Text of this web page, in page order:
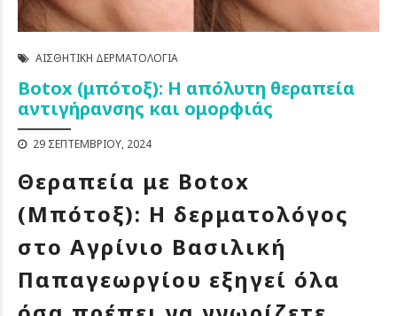
ΑΙΣΘΗΤΙΚΉ ΔΕΡΜΑΤΟΛΟΓΊΑ
Botox (μπότοξ): Η απόλυτη θεραπεία
αντιγήρανσης και ομορφιάς
29 ΣΕΠΤΕΜΒΡΊΟΥ, 2024
Θεραπεία με Botox
(Μπότοξ): Η δερματολόγος
στο Αγρίνιο Βασιλική
Παπαγεωργίου εξηγεί όλα